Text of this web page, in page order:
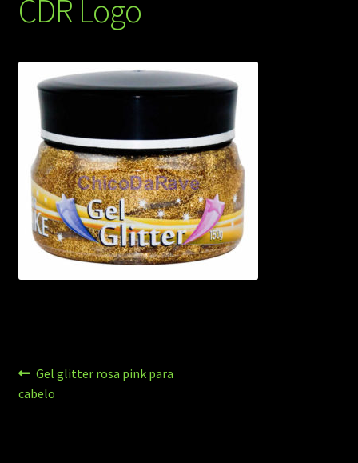
Finalizar compra
Contato
CDR Logo
Navegação
de
Post
anterior:
Gel glitter rosa pink para
cabelo